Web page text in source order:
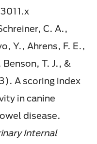
C. A.,
Y., Ahrens, F. E.,
T. J., &
A scoring index
in canine
disease.
Internal